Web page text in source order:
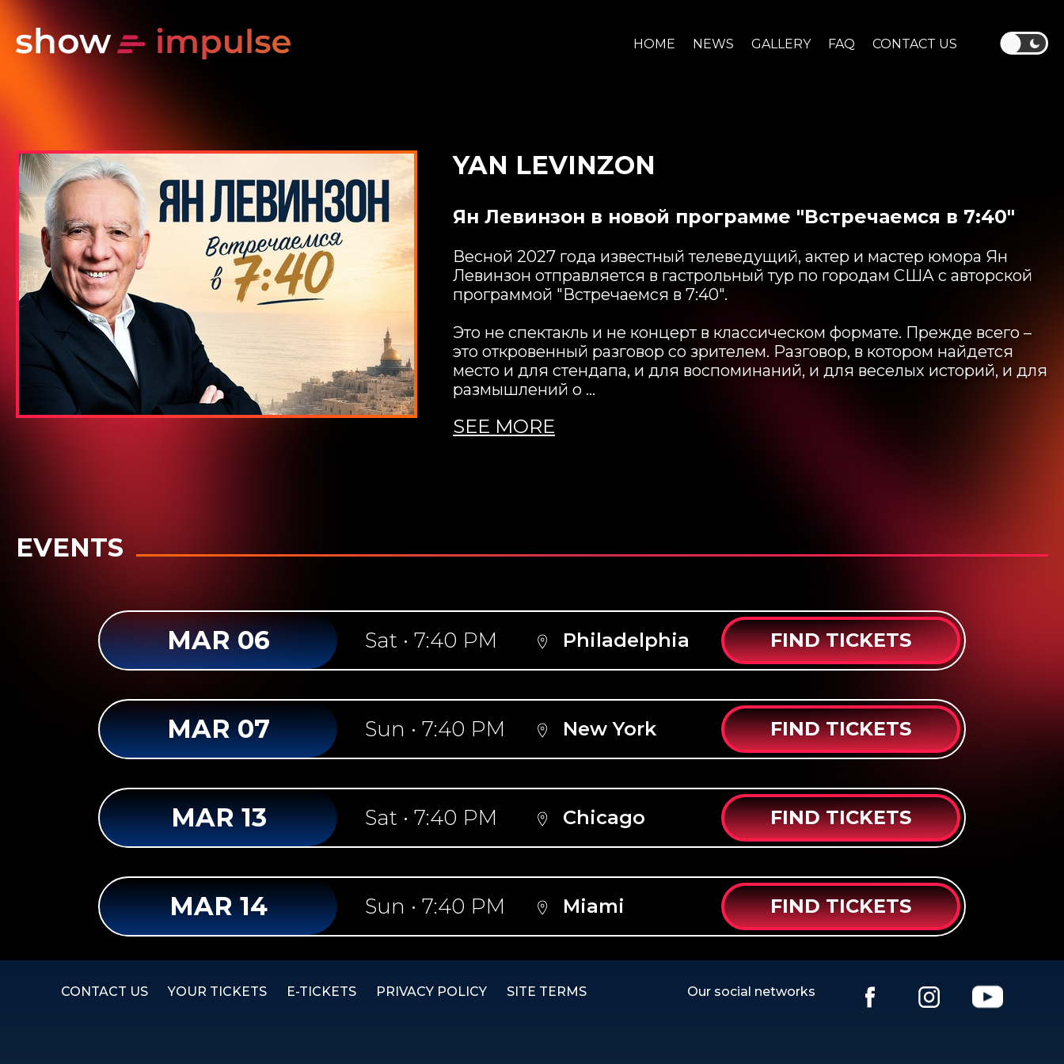
HOME NEWS GALLERY FAQ CONTACT US
YAN LEVINZON
Ян Левинзон в новой программе "Встречаемся в 7:40"
Весной 2027 года известный телеведущий, актер и мастер юмора Ян
Левинзон отправляется в гастрольный тур по городам США с авторской
программой "Встречаемся в 7:40".
Это не спектакль и не концерт в классическом формате. Прежде всего –
это откровенный разговор со зрителем. Разговор, в котором найдется
место и для стендапа, и для воспоминаний, и для веселых историй, и для
размышлений о …
SEE MORE
EVENTS
MAR 06 Sat • 7:40 PM Philadelphia FIND TICKETS
MAR 07 Sun • 7:40 PM New York FIND TICKETS
MAR 13 Sat • 7:40 PM Chicago FIND TICKETS
MAR 14 Sun • 7:40 PM Miami FIND TICKETS
CONTACT US YOUR TICKETS E-TICKETS PRIVACY POLICY SITE TERMS Our social networks